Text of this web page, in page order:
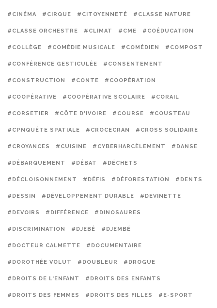
#CINÉMA #CIRQUE #CITOYENNETÉ #CLASSE NATURE
#CLASSE ORCHESTRE #CLIMAT #CME #COÉDUCATION
#COLLÈGE #COMÉDIE MUSICALE #COMÉDIEN #COMPOST
#CONFÉRENCE GESTICULÉE #CONSENTEMENT
#CONSTRUCTION #CONTE #COOPÉRATION
#COOPÉRATIVE #COOPÉRATIVE SCOLAIRE #CORAIL
#CORSETIER #CÔTE D'IVOIRE #COURSE #COUSTEAU
#CPNQUÊTE SPATIALE #CROCECRAN #CROSS SOLIDAIRE
#CROYANCES #CUISINE #CYBERHARCÈLEMENT #DANSE
#DÉBARQUEMENT #DÉBAT #DÉCHETS
#DÉCLOISONNEMENT #DÉFIS #DÉFORESTATION #DENTS
#DESSIN #DÉVELOPPEMENT DURABLE #DEVINETTE
#DEVOIRS #DIFFÉRENCE #DINOSAURES
#DISCRIMINATION #DJEBÉ #DJEMBÉ
#DOCTEUR CALMETTE #DOCUMENTAIRE
#DOROTHÉE VOLUT #DOUBLEUR #DROGUE
#DROITS DE L'ENFANT #DROITS DES ENFANTS
#DROITS DES FEMMES #DROITS DES FILLES #E-SPORT